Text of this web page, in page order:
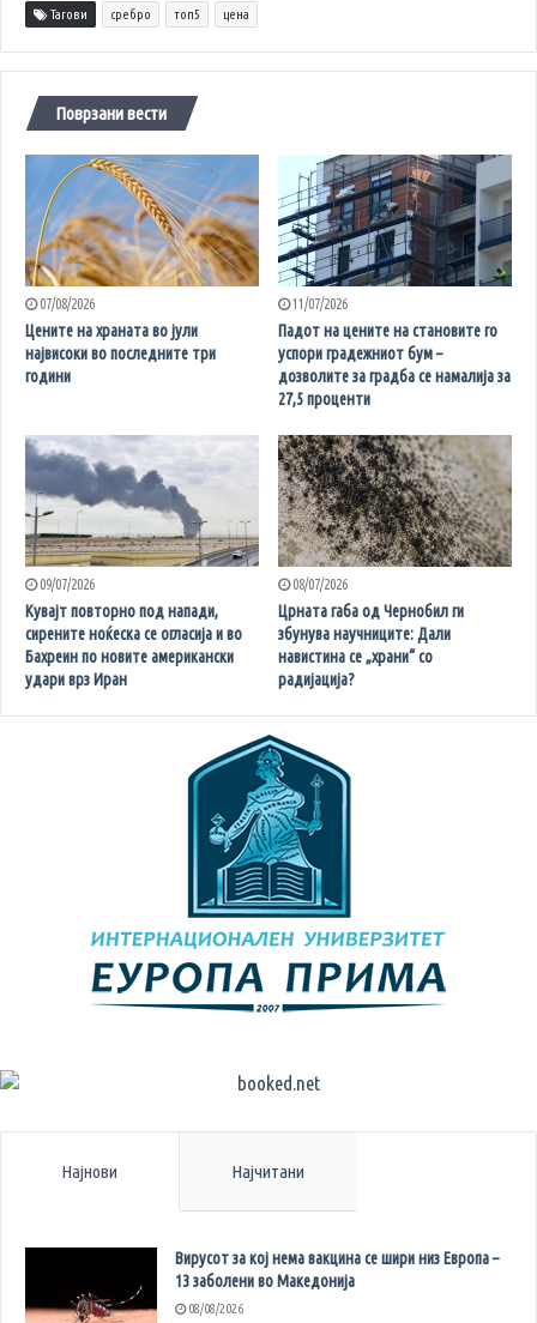
Тагови сребро топ5 цена
Поврзани вести
07/08/2026
Цените на храната во јули
највисоки во последните три
години
11/07/2026
Падот на цените на становите го
успори градежниот бум –
дозволите за градба се намалија за
27,5 проценти
09/07/2026
Кувајт повторно под напади,
сирените ноќеска се огласија и во
Бахреин по новите американски
удари врз Иран
08/07/2026
Црната габа од Чернобил ги
збунува научниците: Дали
навистина се „храни“ со
радијација?
Најнови Најчитани
Вирусот за кој нема вакцина се шири низ Европа –
13 заболени во Македонија
08/08/2026